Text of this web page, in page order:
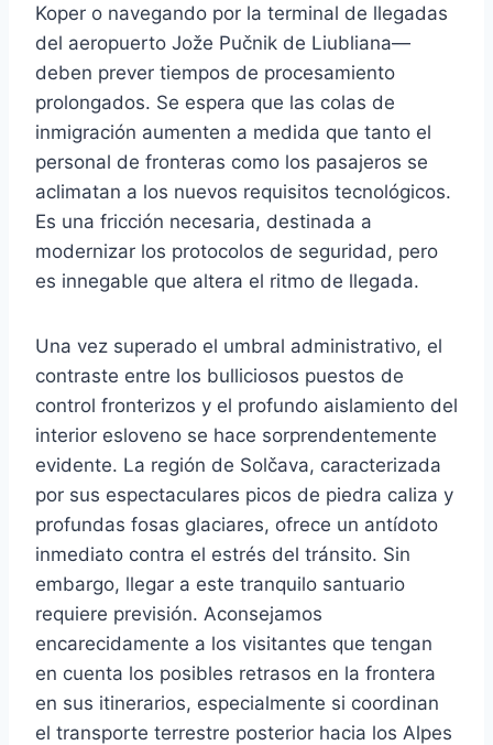
Koper o navegando por la terminal de llegadas
del aeropuerto Jože Pučnik de Liubliana—
deben prever tiempos de procesamiento
prolongados. Se espera que las colas de
inmigración aumenten a medida que tanto el
personal de fronteras como los pasajeros se
aclimatan a los nuevos requisitos tecnológicos.
Es una fricción necesaria, destinada a
modernizar los protocolos de seguridad, pero
es innegable que altera el ritmo de llegada.
Una vez superado el umbral administrativo, el
contraste entre los bulliciosos puestos de
control fronterizos y el profundo aislamiento del
interior esloveno se hace sorprendentemente
evidente. La región de Solčava, caracterizada
por sus espectaculares picos de piedra caliza y
profundas fosas glaciares, ofrece un antídoto
inmediato contra el estrés del tránsito. Sin
embargo, llegar a este tranquilo santuario
requiere previsión. Aconsejamos
encarecidamente a los visitantes que tengan
en cuenta los posibles retrasos en la frontera
en sus itinerarios, especialmente si coordinan
el transporte terrestre posterior hacia los Alpes